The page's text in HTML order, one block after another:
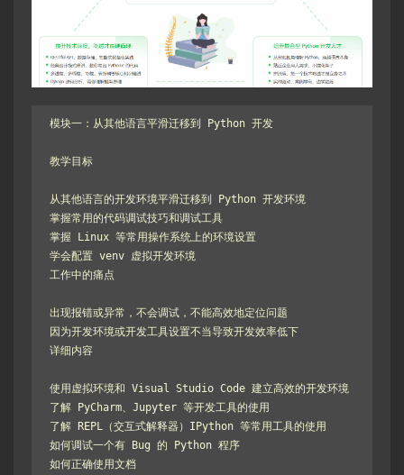
模块一：从其他语言平滑迁移到 Python 开发
教学目标
从其他语言的开发环境平滑迁移到 Python 开发环境
掌握常用的代码调试技巧和调试工具
掌握 Linux 等常用操作系统上的环境设置
学会配置 venv 虚拟开发环境
工作中的痛点
出现报错或异常，不会调试，不能高效地定位问题
因为开发环境或开发工具设置不当导致开发效率低下
详细内容
使用虚拟环境和 Visual Studio Code 建立高效的开发环境
了解 PyCharm、Jupyter 等开发工具的使用
了解 REPL（交互式解释器）IPython 等常用工具的使用
如何调试一个有 Bug 的 Python 程序
如何正确使用文档